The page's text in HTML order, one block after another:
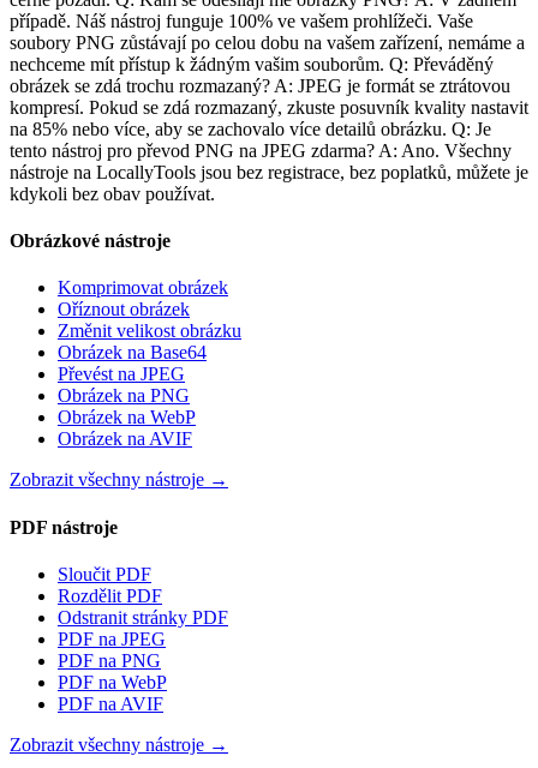
případě. Náš nástroj funguje 100% ve vašem prohlížeči. Vaše
soubory PNG zůstávají po celou dobu na vašem zařízení, nemáme a
nechceme mít přístup k žádným vašim souborům. Q: Převáděný
obrázek se zdá trochu rozmazaný? A: JPEG je formát se ztrátovou
kompresí. Pokud se zdá rozmazaný, zkuste posuvník kvality nastavit
na 85% nebo více, aby se zachovalo více detailů obrázku. Q: Je
tento nástroj pro převod PNG na JPEG zdarma? A: Ano. Všechny
nástroje na LocallyTools jsou bez registrace, bez poplatků, můžete je
kdykoli bez obav používat.
Obrázkové nástroje
Komprimovat obrázek
Oříznout obrázek
Změnit velikost obrázku
Obrázek na Base64
Převést na JPEG
Obrázek na PNG
Obrázek na WebP
Obrázek na AVIF
Zobrazit všechny nástroje →
PDF nástroje
Sloučit PDF
Rozdělit PDF
Odstranit stránky PDF
PDF na JPEG
PDF na PNG
PDF na WebP
PDF na AVIF
Zobrazit všechny nástroje →